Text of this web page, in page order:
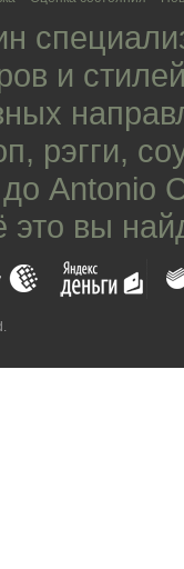
и
, рэгги,
до Antonio
это вы